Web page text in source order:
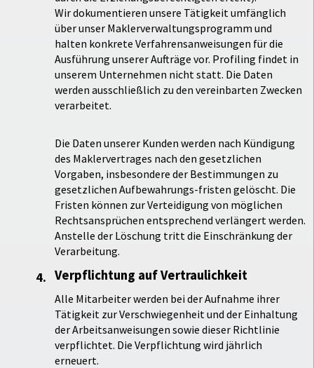
Wir dokumentieren unsere Tätigkeit umfänglich
über unser Maklerverwaltungsprogramm und
halten konkrete Verfahrensanweisungen für die
Ausführung unserer Aufträge vor. Profiling findet in
unserem Unternehmen nicht statt. Die Daten
werden ausschließlich zu den vereinbarten Zwecken
verarbeitet.
Die Daten unserer Kunden werden nach Kündigung
des Maklervertrages nach den gesetzlichen
Vorgaben, insbesondere der Bestimmungen zu
gesetzlichen Aufbewahrungs-fristen gelöscht. Die
Fristen können zur Verteidigung von möglichen
Rechtsansprüchen entsprechend verlängert werden.
Anstelle der Löschung tritt die Einschränkung der
Verarbeitung.
Verpflichtung auf Vertraulichkeit
Alle Mitarbeiter werden bei der Aufnahme ihrer
Tätigkeit zur Verschwiegenheit und der Einhaltung
der Arbeitsanweisungen sowie dieser Richtlinie
verpflichtet. Die Verpflichtung wird jährlich
erneuert.